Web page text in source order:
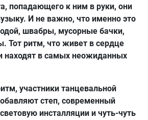
попадающего к ним в руки, они
И не важно, что именно это
швабры, мусорные бачки,
Тот ритм, что живет в сердце
находят в самых неожиданных
участники танцевальной
степ, современный
инсталляции и чуть-чуть